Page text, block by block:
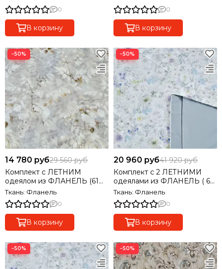
семейный
0
В корзину
0
В корзину
−50%
14 780 руб29 560 руб
Комплект с ЛЕТНИМ
одеялом из ФЛАНЕЛЬ (61%
тенсель, 39% хлолок) 2269-
полуторный
Ткань: Фланель
0
В корзину
−50%
20 960 руб41 920 руб
Комплект с 2 ЛЕТНИМИ
одеялами из ФЛАНЕЛЬ ( 61
% тенсель, 39% хлолок)
семейный
Ткань: Фланель
0
В корзину
−50% −50%